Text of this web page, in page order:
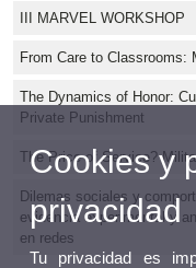
III MARVEL WORKSHOP
From Care to Classrooms:
The Dynamics of Honor:
Private Punishment
The Price of Service?
Dilemas sociales y
evidencia experimental y
en redes
Cookies y
privacidad
Tu privacidad es